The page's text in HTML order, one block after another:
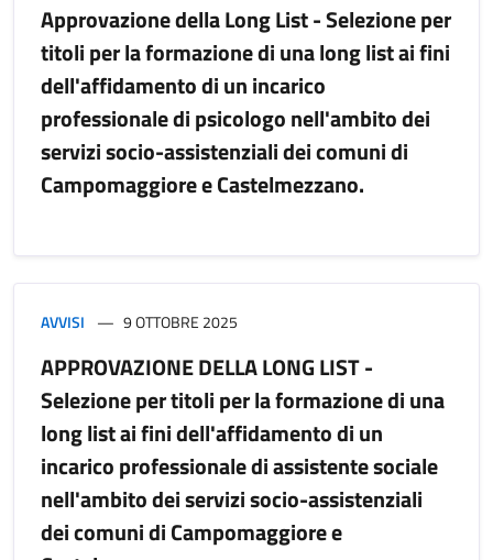
Approvazione della Long List - Selezione per
titoli per la formazione di una long list ai fini
dell'affidamento di un incarico
professionale di psicologo nell'ambito dei
servizi socio-assistenziali dei comuni di
Campomaggiore e Castelmezzano.
AVVISI 9 OTTOBRE 2025
APPROVAZIONE DELLA LONG LIST -
Selezione per titoli per la formazione di una
long list ai fini dell'affidamento di un
incarico professionale di assistente sociale
nell'ambito dei servizi socio-assistenziali
dei comuni di Campomaggiore e